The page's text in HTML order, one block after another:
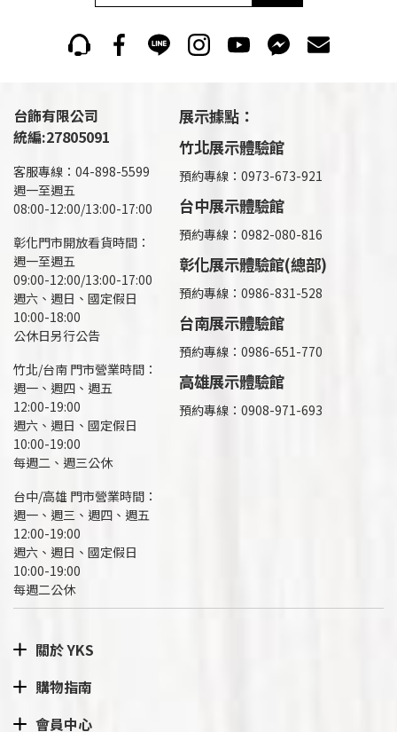
台飾有限公司
統編:27805091
客服專線：04-898-5599
週一至週五
08:00-12:00/13:00-17:00
彰化門市開放看貨時間：
週一至週五
09:00-12:00/13:00-17:00
週六、週日、國定假日
10:00-18:00
公休日另行公告
竹北/台南 門市營業時間：
週一、週四、週五
12:00-19:00
週六、週日、國定假日
10:00-19:00
每週二、週三公休
台中/高雄 門市營業時間：
週一、週三、週四、週五
12:00-19:00
週六、週日、國定假日
10:00-19:00
每週二公休
展示據點：
竹北展示體驗館
預約專線：0973-673-921
台中展示體驗館
預約專線：0982-080-816
彰化展示體驗館(總部)
預約專線： 0986-831-528
台南展示體驗館
預約專線：0986-651-770
高雄展示體驗館
預約專線： 0908-971-693
關於 YKS
購物指南
會員中心